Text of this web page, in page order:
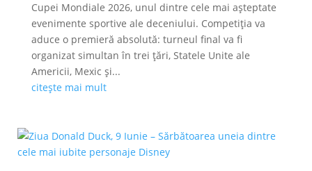
Cupei Mondiale 2026, unul dintre cele mai așteptate
evenimente sportive ale deceniului. Competiția va
aduce o premieră absolută: turneul final va fi
organizat simultan în trei țări, Statele Unite ale
Americii, Mexic și...
citește mai mult